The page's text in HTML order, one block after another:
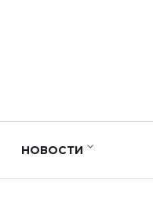
НОВОСТИ